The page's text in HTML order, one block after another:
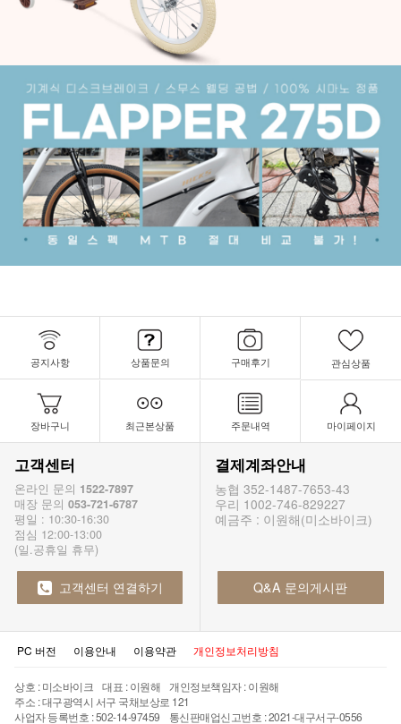
공지사항 상품문의 구매후기 관심상품
장바구니 최근본상품 주문내역 마이페이지
고객센터
온라인 문의 1522-7897
매장 문의 053-721-6787
평일 : 10:30-16:30
점심 12:00-13:00
(일.공휴일 휴무)
결제계좌안내
농협 352-1487-7653-43
우리 1002-746-829227
예금주 : 이원해(미소바이크)
고객센터 연결하기 Q&A 문의게시판
PC 버전 이용안내 이용약관 개인정보처리방침
상호 : 미소바이크 대표 : 이원해 개인정보책임자 : 이원해
주소 : 대구광역시 서구 국채보상로 121
사업자 등록번호 : 502-14-97459 통신판매업신고번호 : 2021-대구서구-0556